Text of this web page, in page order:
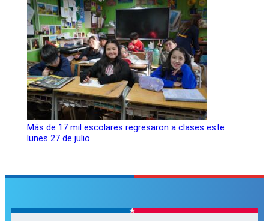
Más de 17 mil escolares regresaron a clases este
lunes 27 de julio